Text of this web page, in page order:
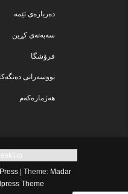
دەربارەی ئێمە
سەبەتەی کڕین
فرۆشگا
نووسەرانی
هەژمارەکەم
Theme: Madar
Theme